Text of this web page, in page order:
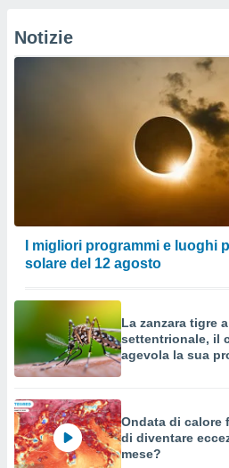
Notizie
I migliori programmi e luoghi
solare del 12 agosto
La zanzara tigre
settentrionale, il
agevola la sua
Ondata di calore
di diventare
mese?